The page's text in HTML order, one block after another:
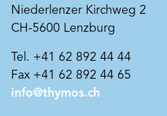
Niederlenzer Kirchweg 2
CH-5600 Lenzburg
Tel. +41 62 892 44 44
Fax +41 62 892 44 65
info@thymos.ch